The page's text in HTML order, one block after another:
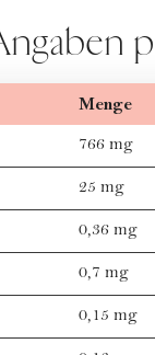
Menge
766 mg
25 mg
0,36 mg
0,7 mg
0,15 mg